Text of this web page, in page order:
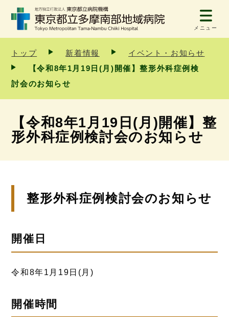
メニュー
トップ 新着情報
イベント・お知らせ
【令和8年1月19日(月)開催】整形外科症例検
討会のお知らせ
【令和8年1月19日(月)開催】整
形外科症例検討会のお知らせ
整形外科症例検討会のお知らせ
開催日
令和8年1月19日(月)
開催時間